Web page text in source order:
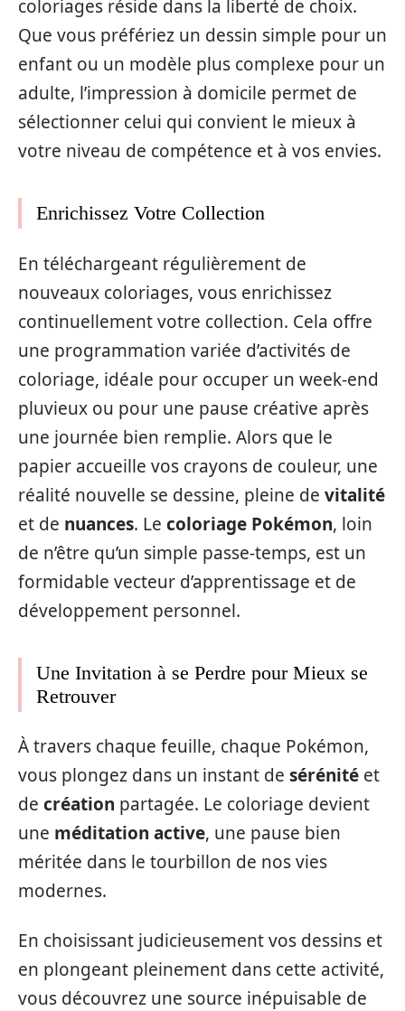
coloriages réside dans la liberté de choix.
Que vous préfériez un dessin simple pour un
enfant ou un modèle plus complexe pour un
adulte, l’impression à domicile permet de
sélectionner celui qui convient le mieux à
votre niveau de compétence et à vos envies.
Enrichissez Votre Collection
En téléchargeant régulièrement de
nouveaux coloriages, vous enrichissez
continuellement votre collection. Cela offre
une programmation variée d’activités de
coloriage, idéale pour occuper un week-end
pluvieux ou pour une pause créative après
une journée bien remplie. Alors que le
papier accueille vos crayons de couleur, une
réalité nouvelle se dessine, pleine de vitalité
et de nuances. Le coloriage Pokémon, loin
de n’être qu’un simple passe-temps, est un
formidable vecteur d’apprentissage et de
développement personnel.
Une Invitation à se Perdre pour Mieux se
Retrouver
À travers chaque feuille, chaque Pokémon,
vous plongez dans un instant de sérénité et
de création partagée. Le coloriage devient
une méditation active, une pause bien
méritée dans le tourbillon de nos vies
modernes.
En choisissant judicieusement vos dessins et
en plongeant pleinement dans cette activité,
vous découvrez une source inépuisable de